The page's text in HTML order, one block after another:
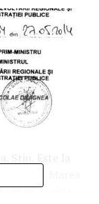
Dar. Marea
facuta